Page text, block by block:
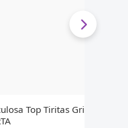
Top Tiritas Gris